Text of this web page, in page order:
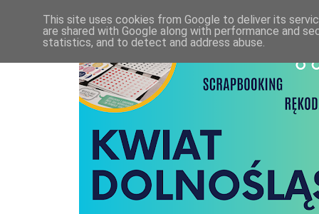
This site uses cookies from Google to deliver its
are shared with Google along with performance and
statistics, and to detect and address abuse.